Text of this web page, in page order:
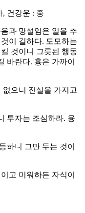
, 건강운 : 중
과 망설임은 일을 추
이 길하다. 도모하는
것이니 그릇된 행동
바란다. 흉은 가까이
없으니 진실을 가지고
투자는 조심하라. 융
하니 그만 두는 것이
고 미워하든 자식이